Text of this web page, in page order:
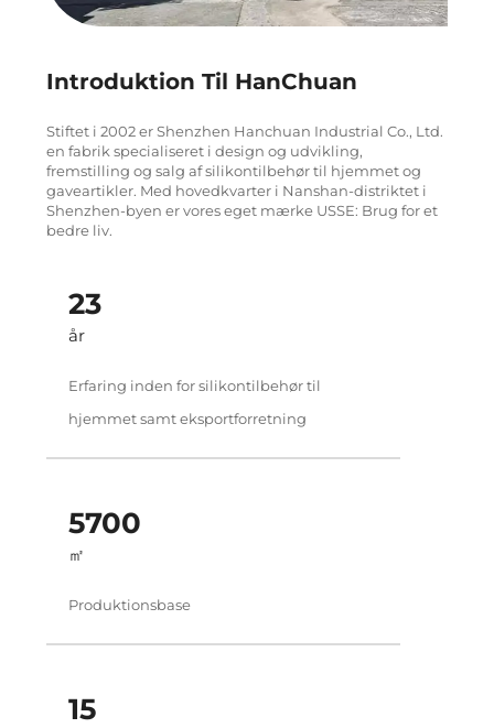
Introduktion Til HanChuan
Stiftet i 2002 er Shenzhen Hanchuan Industrial Co., Ltd.
en fabrik specialiseret i design og udvikling,
fremstilling og salg af silikontilbehør til hjemmet og
gaveartikler. Med hovedkvarter i Nanshan-distriktet i
Shenzhen-byen er vores eget mærke USSE: Brug for et
bedre liv.
24
år
Erfaring inden for silikontilbehør til
hjemmet samt eksportforretning
6000
㎡
Produktionsbase
16